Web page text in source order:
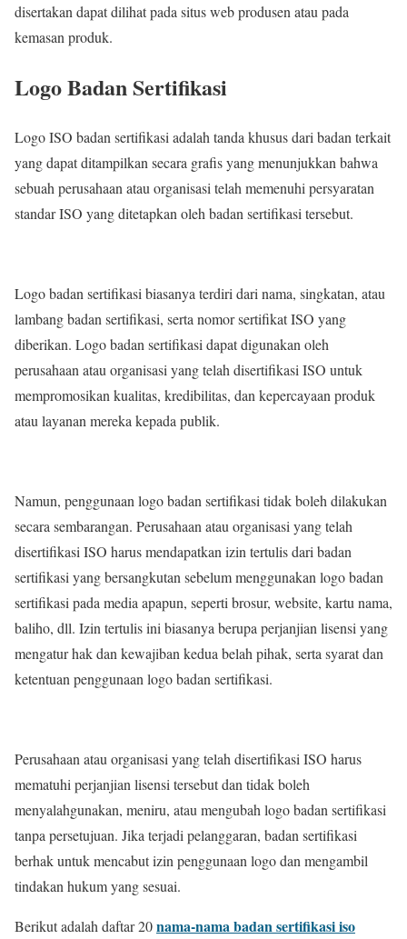
disertakan dapat dilihat pada situs web produsen atau pada
kemasan produk.
Logo Badan Sertifikasi
Logo ISO badan sertifikasi adalah tanda khusus dari badan terkait
yang dapat ditampilkan secara grafis yang menunjukkan bahwa
sebuah perusahaan atau organisasi telah memenuhi persyaratan
standar ISO yang ditetapkan oleh badan sertifikasi tersebut.
Logo badan sertifikasi biasanya terdiri dari nama, singkatan, atau
lambang badan sertifikasi, serta nomor sertifikat ISO yang
diberikan. Logo badan sertifikasi dapat digunakan oleh
perusahaan atau organisasi yang telah disertifikasi ISO untuk
mempromosikan kualitas, kredibilitas, dan kepercayaan produk
atau layanan mereka kepada publik.
Namun, penggunaan logo badan sertifikasi tidak boleh dilakukan
secara sembarangan. Perusahaan atau organisasi yang telah
disertifikasi ISO harus mendapatkan izin tertulis dari badan
sertifikasi yang bersangkutan sebelum menggunakan logo badan
sertifikasi pada media apapun, seperti brosur, website, kartu nama,
baliho, dll. Izin tertulis ini biasanya berupa perjanjian lisensi yang
mengatur hak dan kewajiban kedua belah pihak, serta syarat dan
ketentuan penggunaan logo badan sertifikasi.
Perusahaan atau organisasi yang telah disertifikasi ISO harus
mematuhi perjanjian lisensi tersebut dan tidak boleh
menyalahgunakan, meniru, atau mengubah logo badan sertifikasi
tanpa persetujuan. Jika terjadi pelanggaran, badan sertifikasi
berhak untuk mencabut izin penggunaan logo dan mengambil
tindakan hukum yang sesuai.
Berikut adalah daftar 20nama-nama badan sertifikasi iso